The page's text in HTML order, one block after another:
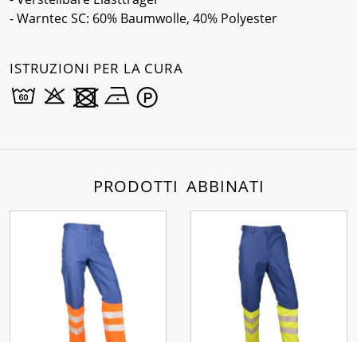
- Warntec SC: 60% Baumwolle, 40% Polyester
ISTRUZIONI PER LA CURA
PRODOTTI ABBINATI